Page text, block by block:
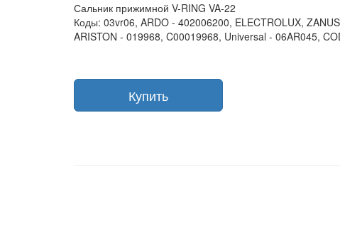
Сальник прижимной V-RING VA-22
Коды: 03vr06, ARDO - 402006200, ELECTROLUX,
ARISTON - 019968, C00019968, Universal - 06AR045,